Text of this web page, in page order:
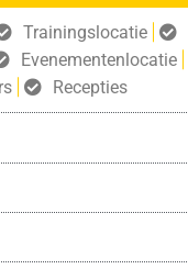
Trainingslocatie
Evenementenlocatie
Recepties